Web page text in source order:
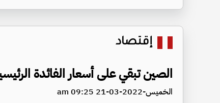
إقتصاد
الصين تبقي على أسعار الفائدة
الخميس-2022-03-21 09:25 am